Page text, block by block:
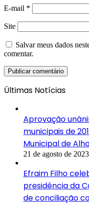
E-mail *
Site
Salvar meus dados
comentar.
Últimas Notícias
Aprovação
municipais de
Municipal de
21 de agosto de 2023
Efraim Filho
presidência da
de conciliação